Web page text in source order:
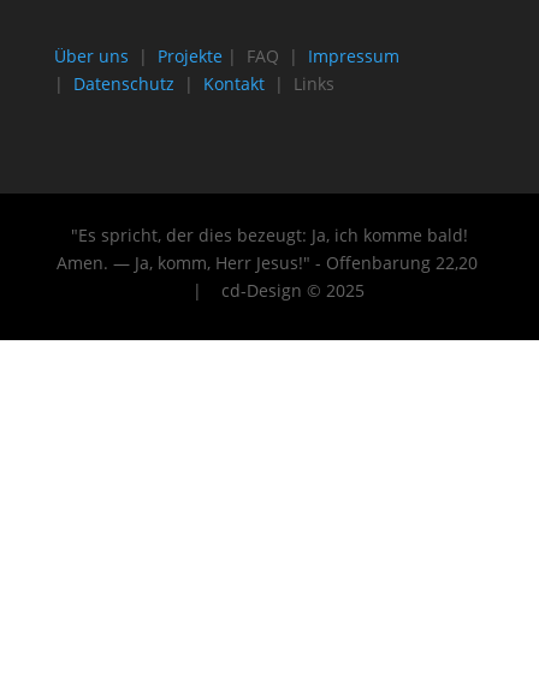
Über uns | Projekte | FAQ | Impressum
| Datenschutz | Kontakt| Links
"Es spricht, der dies bezeugt: Ja, ich komme bald!
Amen. — Ja, komm, Herr Jesus!" - Offenbarung 22,20
| cd-Design © 2025